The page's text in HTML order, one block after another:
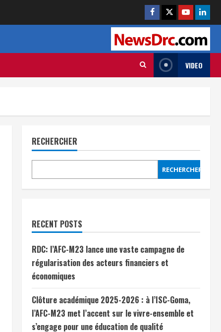
VIDEO
RECHERCHER
RECHERCHER
RECENT POSTS
RDC: l’AFC-M23 lance une vaste campagne de
régularisation des acteurs financiers et
économiques
Clôture académique 2025-2026 : à l’ISC-Goma,
l’AFC-M23 met l’accent sur le vivre-ensemble et
s’engage pour une éducation de qualité